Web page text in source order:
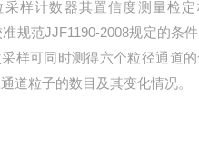
采样计数器其置信度测量检定
规范JJF1190-2008规定的条
样可同时测得六个粒径通道
道粒子的数目及其变化情况。